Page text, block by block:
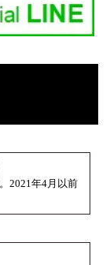
2021年4月以前